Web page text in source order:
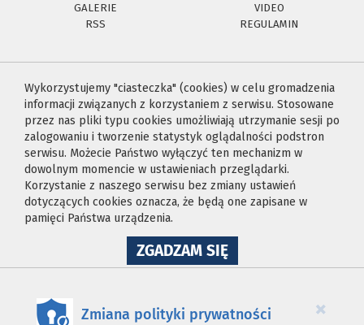
GALERIE
VIDEO
RSS
REGULAMIN
Wykorzystujemy "ciasteczka" (cookies) w celu gromadzenia
informacji związanych z korzystaniem z serwisu. Stosowane
przez nas pliki typu cookies umożliwiają utrzymanie sesji po
zalogowaniu i tworzenie statystyk oglądalności podstron
serwisu. Możecie Państwo wyłączyć ten mechanizm w
dowolnym momencie w ustawieniach przeglądarki.
Korzystanie z naszego serwisu bez zmiany ustawień
dotyczących cookies oznacza, że będą one zapisane w
pamięci Państwa urządzenia.
ZGADZAM SIĘNA
WYKORZYSTANIE
×
Zmiana polityki prywatności